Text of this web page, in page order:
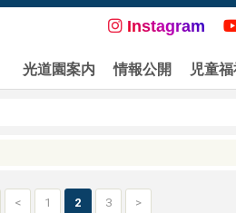
Instagram
光道園案内 情報公開 児童
< 1 2 3 >